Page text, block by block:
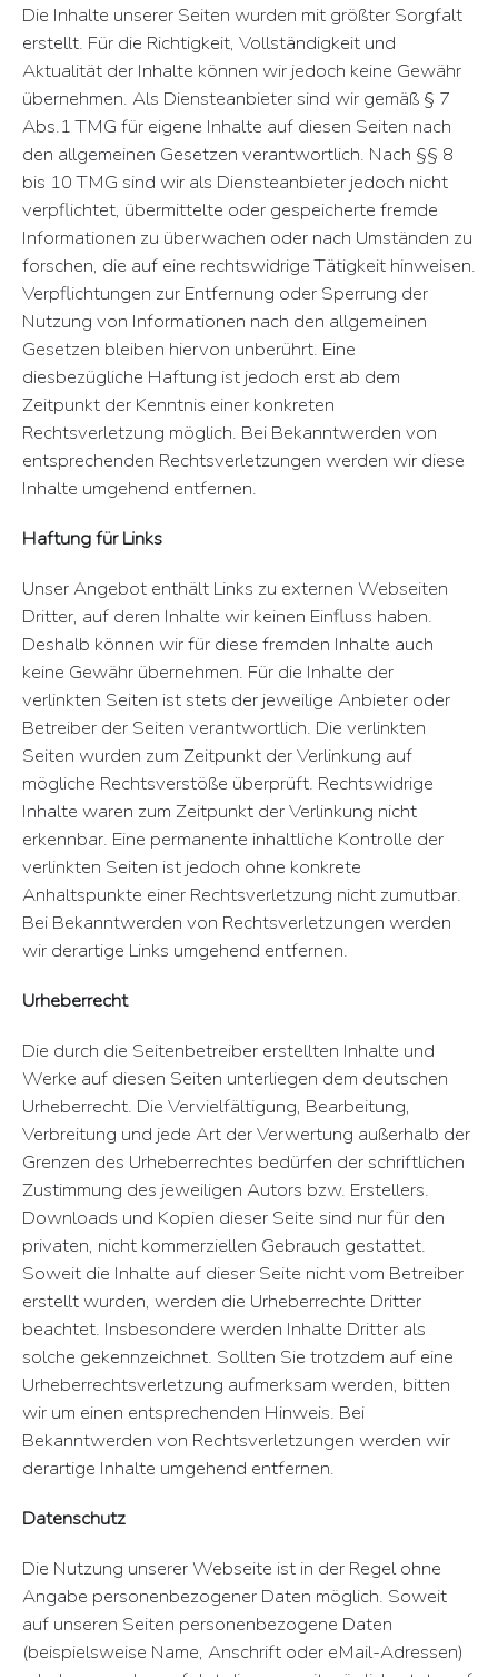
Die Inhalte unserer Seiten wurden mit größter Sorgfalt
erstellt. Für die Richtigkeit, Vollständigkeit und
Aktualität der Inhalte können wir jedoch keine Gewähr
übernehmen. Als Diensteanbieter sind wir gemäß § 7
Abs.1 TMG für eigene Inhalte auf diesen Seiten nach
den allgemeinen Gesetzen verantwortlich. Nach §§ 8
bis 10 TMG sind wir als Diensteanbieter jedoch nicht
verpflichtet, übermittelte oder gespeicherte fremde
Informationen zu überwachen oder nach Umständen zu
forschen, die auf eine rechtswidrige Tätigkeit hinweisen.
Verpflichtungen zur Entfernung oder Sperrung der
Nutzung von Informationen nach den allgemeinen
Gesetzen bleiben hiervon unberührt. Eine
diesbezügliche Haftung ist jedoch erst ab dem
Zeitpunkt der Kenntnis einer konkreten
Rechtsverletzung möglich. Bei Bekanntwerden von
entsprechenden Rechtsverletzungen werden wir diese
Inhalte umgehend entfernen.
Haftung für Links
Unser Angebot enthält Links zu externen Webseiten
Dritter, auf deren Inhalte wir keinen Einfluss haben.
Deshalb können wir für diese fremden Inhalte auch
keine Gewähr übernehmen. Für die Inhalte der
verlinkten Seiten ist stets der jeweilige Anbieter oder
Betreiber der Seiten verantwortlich. Die verlinkten
Seiten wurden zum Zeitpunkt der Verlinkung auf
mögliche Rechtsverstöße überprüft. Rechtswidrige
Inhalte waren zum Zeitpunkt der Verlinkung nicht
erkennbar. Eine permanente inhaltliche Kontrolle der
verlinkten Seiten ist jedoch ohne konkrete
Anhaltspunkte einer Rechtsverletzung nicht zumutbar.
Bei Bekanntwerden von Rechtsverletzungen werden
wir derartige Links umgehend entfernen.
Urheberrecht
Die durch die Seitenbetreiber erstellten Inhalte und
Werke auf diesen Seiten unterliegen dem deutschen
Urheberrecht. Die Vervielfältigung, Bearbeitung,
Verbreitung und jede Art der Verwertung außerhalb der
Grenzen des Urheberrechtes bedürfen der schriftlichen
Zustimmung des jeweiligen Autors bzw. Erstellers.
Downloads und Kopien dieser Seite sind nur für den
privaten, nicht kommerziellen Gebrauch gestattet.
Soweit die Inhalte auf dieser Seite nicht vom Betreiber
erstellt wurden, werden die Urheberrechte Dritter
beachtet. Insbesondere werden Inhalte Dritter als
solche gekennzeichnet. Sollten Sie trotzdem auf eine
Urheberrechtsverletzung aufmerksam werden, bitten
wir um einen entsprechenden Hinweis. Bei
Bekanntwerden von Rechtsverletzungen werden wir
derartige Inhalte umgehend entfernen.
Datenschutz
Die Nutzung unserer Webseite ist in der Regel ohne
Angabe personenbezogener Daten möglich. Soweit
auf unseren Seiten personenbezogene Daten
(beispielsweise Name, Anschrift oder eMail-Adressen)